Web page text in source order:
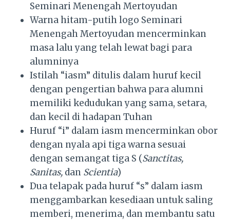
Seminari Menengah Mertoyudan
Warna hitam-putih logo Seminari
Menengah Mertoyudan mencerminkan
masa lalu yang telah lewat bagi para
alumninya
Istilah “iasm” ditulis dalam huruf kecil
dengan pengertian bahwa para alumni
memiliki kedudukan yang sama, setara,
dan kecil di hadapan Tuhan
Huruf “i” dalam iasm mencerminkan obor
dengan nyala api tiga warna sesuai
dengan semangat tiga S (Sanctitas,
Sanitas, dan Scientia)
Dua telapak pada huruf “s” dalam iasm
menggambarkan kesediaan untuk saling
memberi, menerima, dan membantu satu